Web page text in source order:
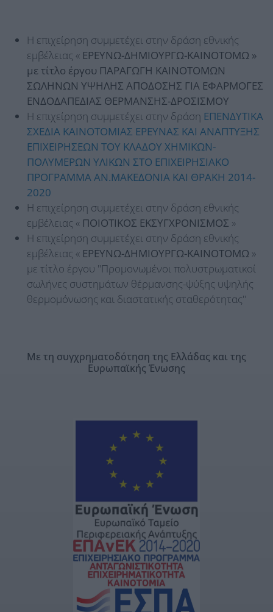
Η επιχείρηση συμμετέχει στην δράση εθνικής
εμβέλειας « ΕΡΕΥΝΩ-ΔΗΜΙΟΥΡΓΩ-ΚΑΙΝΟΤΟΜΩ »
με τίτλο έργου ΠΑΡΑΓΩΓΗ ΚΑΙΝΟΤΟΜΩΝ
ΣΩΛΗΝΩΝ ΥΨΗΛΗΣ ΑΠΟΔΟΣΗΣ ΓΙΑ ΕΦΑΡΜΟΓΕΣ
ΕΝΔΟΔΑΠΕΔΙΑΣ ΘΕΡΜΑΝΣΗΣ-ΔΡΟΣΙΣΜΟΥ
Η επιχείρηση συμμετέχει στην δράση ΕΠΕΝΔΥΤΙΚΑ
ΣΧΕΔΙΑ ΚΑΙΝΟΤΟΜΙΑΣ ΕΡΕΥΝΑΣ ΚΑΙ ΑΝΑΠΤΥΞΗΣ
ΕΠΙΧΕΙΡΗΣΕΩΝ ΤΟΥ ΚΛΑΔΟΥ ΧΗΜΙΚΩΝ-
ΠΟΛΥΜΕΡΩΝ ΥΛΙΚΩΝ ΣΤΟ ΕΠΙΧΕΙΡΗΣΙΑΚΟ
ΠΡΟΓΡΑΜΜΑ ΑΝ.ΜΑΚΕΔΟΝΙΑ ΚΑΙ ΘΡΑΚΗ 2014-
2020
Η επιχείρηση συμμετέχει στην δράση εθνικής
εμβέλειας « ΠΟΙΟΤΙΚΟΣ ΕΚΣΥΓΧΡΟΝΙΣΜΟΣ »
Η επιχείρηση συμμετέχει στην δράση εθνικής
εμβέλειας « ΕΡΕΥΝΩ-ΔΗΜΙΟΥΡΓΩ-ΚΑΙΝΟΤΟΜΩ »
με τίτλο έργου "Προμονωμένοι πολυστρωματικοί
σωλήνες συστημάτων θέρμανσης-ψύξης υψηλής
θερμομόνωσης και διαστατικής σταθερότητας"
Με τη συγχρηματοδότηση της Ελλάδας και της
Ευρωπαϊκής Ένωσης